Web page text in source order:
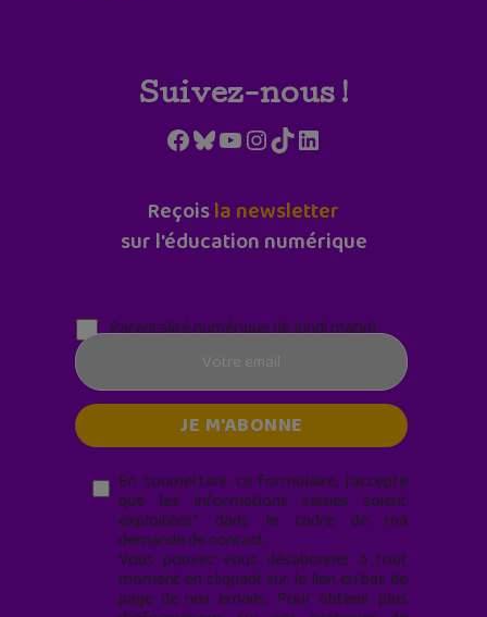
Suivez-nous !
Facebook
Bluesky
YouTube
Instagram
TikTokLinkedIn
Reçoisla newsletter
sur l'éducation numérique
Parentalité numérique (le lundi matin)
En soumettant ce formulaire, j’accepte
que les informations saisies soient
exploitées* dans le cadre de ma
demande de contact.
Vous pouvez vous désabonner à tout
moment en cliquant sur le lien en bas de
page de nos emails. Pour obtenir plus